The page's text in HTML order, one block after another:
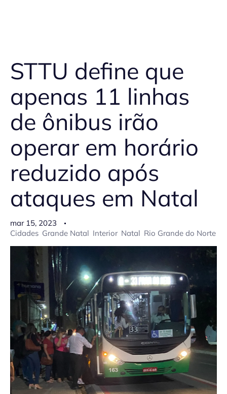
STTU define que
apenas 11 linhas
de ônibus irão
operar em horário
reduzido após
ataques em Natal
mar 15, 2023
Cidades Grande Natal Interior Natal Rio Grande do Norte